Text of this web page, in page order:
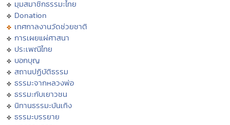
มุมสมาชิกธรรมะไทย
Donation
เทศกาลงานวัดช่วยชาติ
การเผยแผ่ศาสนา
ประเพณีไทย
บอกบุญ
สถานปฏิบัติธรรม
ธรรมะจากหลวงพ่อ
ธรรมะกับเยาวชน
นิทานธรรมะบันเทิง
ธรรมะบรรยาย